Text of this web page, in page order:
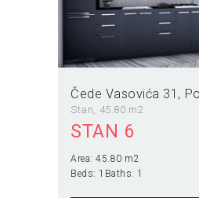
Čede Vasovića 31
Stan 45.80 m2
STAN 6
Area: 45.80 m2
Beds: 1 Baths: 1